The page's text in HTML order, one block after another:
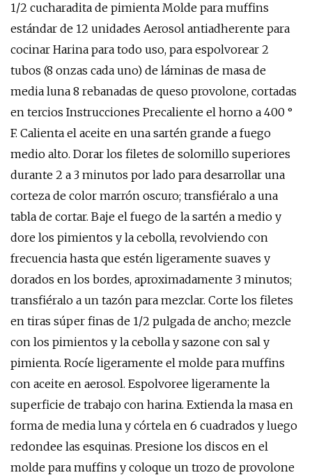
1/2 cucharadita de pimienta Molde para muffins
estándar de 12 unidades Aerosol antiadherente para
cocinar Harina para todo uso, para espolvorear 2
tubos (8 onzas cada uno) de láminas de masa de
media luna 8 rebanadas de queso provolone, cortadas
en tercios Instrucciones Precaliente el horno a 400 °
F. Calienta el aceite en una sartén grande a fuego
medio alto. Dorar los filetes de solomillo superiores
durante 2 a 3 minutos por lado para desarrollar una
corteza de color marrón oscuro; transfiéralo a una
tabla de cortar. Baje el fuego de la sartén a medio y
dore los pimientos y la cebolla, revolviendo con
frecuencia hasta que estén ligeramente suaves y
dorados en los bordes, aproximadamente 3 minutos;
transfiéralo a un tazón para mezclar. Corte los filetes
en tiras súper finas de 1/2 pulgada de ancho; mezcle
con los pimientos y la cebolla y sazone con sal y
pimienta. Rocíe ligeramente el molde para muffins
con aceite en aerosol. Espolvoree ligeramente la
superficie de trabajo con harina. Extienda la masa en
forma de media luna y córtela en 6 cuadrados y luego
redondee las esquinas. Presione los discos en el
molde para muffins y coloque un trozo de provolone